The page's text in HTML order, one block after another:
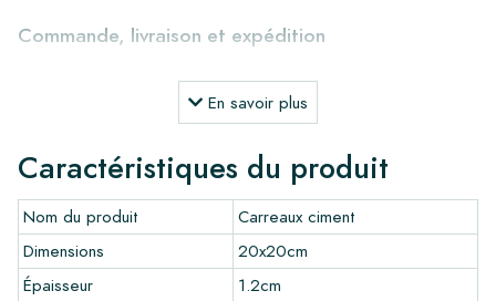
Commande, livraison et expédition
Europe dans un délai de 4 à 5 jours ouvrables. Cependant,
pour les projets sur mesure, les délais de livraison et
livrons avec des transporteurs réputés, mais vous pouvez
également récupérer les carreaux vous-même dans notre
entrepôt à Alkmaar ou notre salle d'exposition à Breda. Les
retours de carreaux ne sont acceptés que dans des boîtes
intactes et non ouvertes, et à vos frais.
En savoir plus
Caractéristiques du produit
Nom du produit
Carreaux ciment
Dimensions
20x20cm
Épaisseur
1.2cm